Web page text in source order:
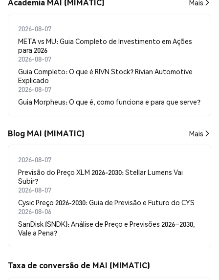
Academia MAI (MIMATIC) Mais
2026-08-07
META vs MU: Guia Completo de Investimento em Ações
para 2026
2026-08-07
Guia Completo: O que é RIVN Stock? Rivian Automotive
Explicado
2026-08-07
Guia Morpheus: O que é, como funciona e para que serve?
Blog MAI (MIMATIC) Mais
2026-08-07
Previsão do Preço XLM 2026-2030: Stellar Lumens Vai
Subir?
2026-08-07
Cysic Preço 2026-2030: Guia de Previsão e Futuro do CYS
2026-08-06
SanDisk (SNDK): Análise de Preço e Previsões 2026–2030,
Vale a Pena?
Taxa de conversão de MAI (MIMATIC)